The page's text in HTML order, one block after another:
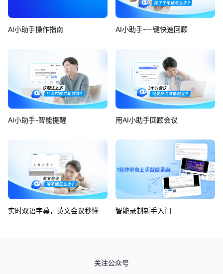
AI小助手操作指南 AI小助手-一键快速回顾
AI小助手-智能提醒 用AI小助手回顾会议
实时双语字幕，英文会议秒懂 智能录制新手入门
关注公众号